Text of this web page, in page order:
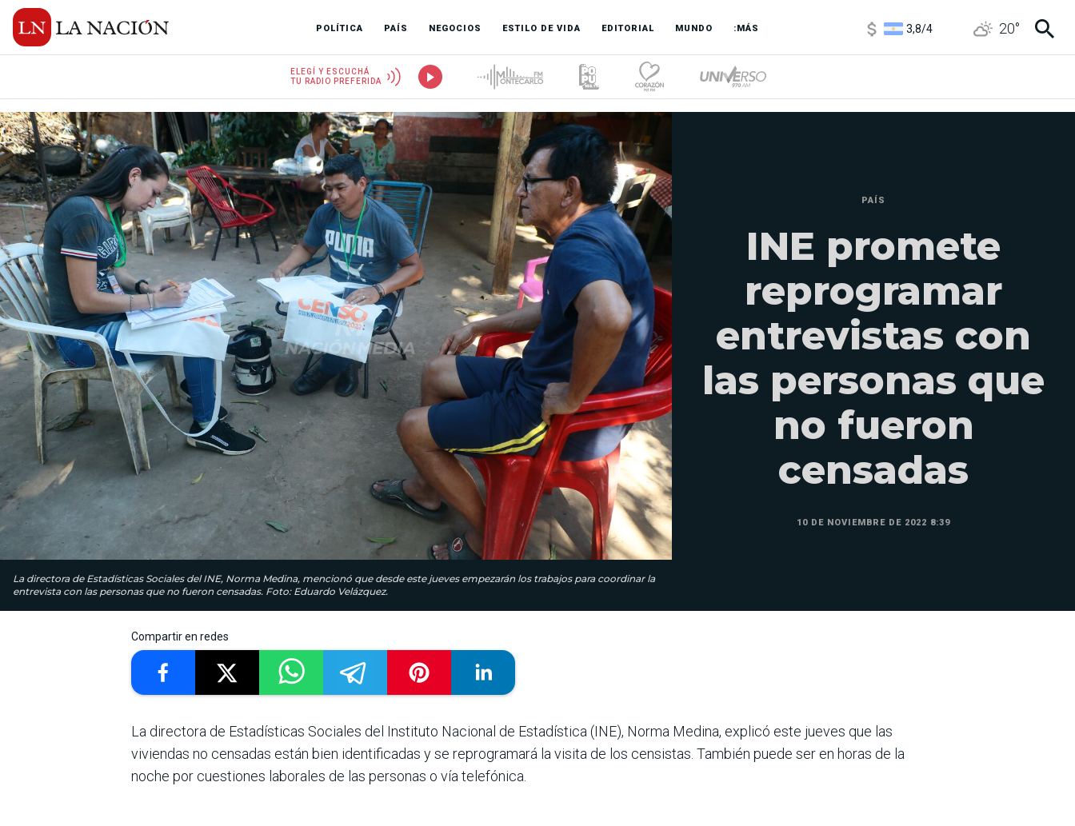
POLÍTICA PAÍS NEGOCIOS ESTILO DE VIDA EDITORIAL MUNDO :MÁS
3,8 / 4
20°
ELEGÍ Y ESCUCHÁ
TU RADIO PREFERIDA
La directora de Estadísticas Sociales del INE, Norma Medina, mencionó que desde este jueves empezarán los trabajos para coordinar la
entrevista con las personas que no fueron censadas. Foto: Eduardo Velázquez.
PAÍS
INE promete
reprogramar
entrevistas con
las personas que
no fueron
censadas
10 DE NOVIEMBRE DE 2022 8:39
Compartir en redes
La directora de Estadísticas Sociales del Instituto Nacional de Estadística (INE), Norma Medina, explicó este jueves que las
viviendas no censadas están bien identificadas y se reprogramará la visita de los censistas. También puede ser en horas de la
noche por cuestiones laborales de las personas o vía telefónica.